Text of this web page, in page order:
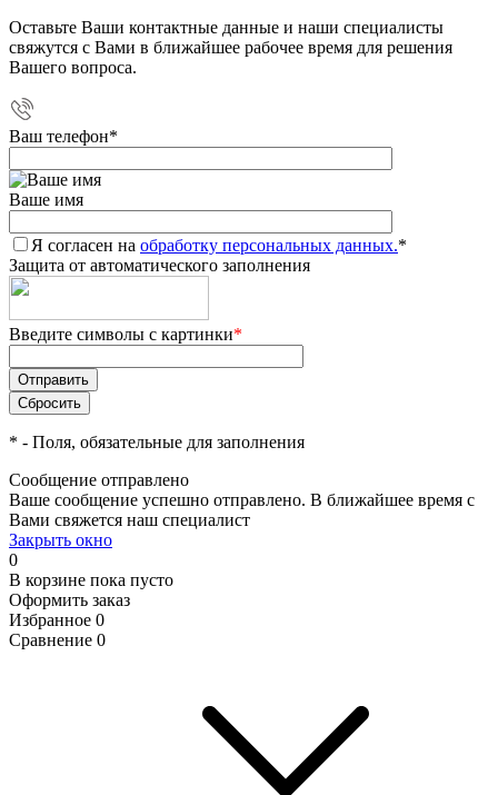
Оставьте Ваши контактные данные и наши специалисты
свяжутся с Вами в ближайшее рабочее время для решения
Вашего вопроса.
Ваш телефон*
Ваше имя
Я согласен на обработку персональных данных.*
Защита от автоматического заполнения
Введите символы с картинки*
* - Поля, обязательные для заполнения
Сообщение отправлено
Ваше сообщение успешно отправлено. В ближайшее время с
Вами свяжется наш специалист
Закрыть окно
0
В корзине пока пусто
Оформить заказ
Избранное 0
Сравнение 0